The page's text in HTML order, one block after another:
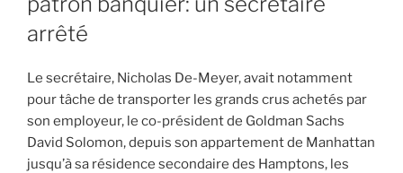
arrêté
Le secrétaire, Nicholas De-Meyer, avait notamment
pour tâche de transporter les grands crus achetés par
son employeur, le co-président de Goldman Sachs
David Solomon, depuis son appartement de Manhattan
jusqu’à sa résidence secondaire des Hamptons, les